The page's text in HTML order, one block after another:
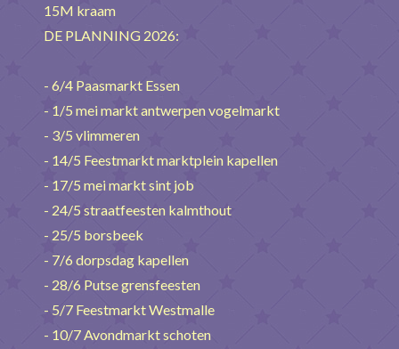
15M kraam
DE PLANNING 2026:
- 6/4 Paasmarkt Essen
- 1/5 mei markt antwerpen vogelmarkt
- 3/5 vlimmeren
- 14/5 Feestmarkt marktplein kapellen
- 17/5 mei markt sint job
- 24/5 straatfeesten kalmthout
- 25/5 borsbeek
- 7/6 dorpsdag kapellen
- 28/6 Putse grensfeesten
- 5/7 Feestmarkt Westmalle
- 10/7 Avondmarkt schoten